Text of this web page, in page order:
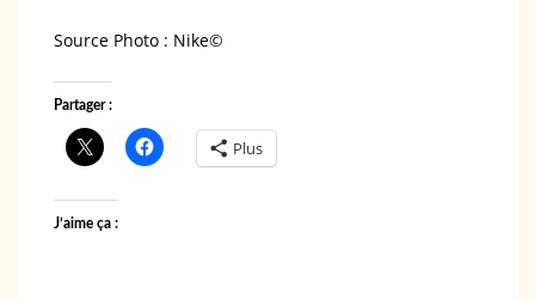
Source Photo : Nike©️
Partager :
Plus
J’aime ça :